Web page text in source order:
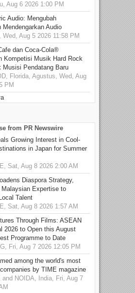
Aug 6 2026 1:00 PM
Audio: Mengubah
Mendengarkan Audio
Wed, Aug 5 2026 11:58 PM
dan Coca-Cola®
Kompetisi Musik Hard Rock
Musisi Pendatang Baru
Florida, Agustus, Wed, Aug
PM
from PR Newswire
Growing Interest in Cool-
in Japan for Summer
Sat, Aug 8 2026 2:00 AM
Diaspora Strategy,
Malaysian Expertise to
Talent
Sat, Aug 8 2026 1:57 AM
Through Films: ASEAN
2026 to Open this August
Programme to Date
Fri, Aug 7 2026 12:05 PM
among the world's most
by TIME magazine
and NOIDA, India, Fri, Aug 7